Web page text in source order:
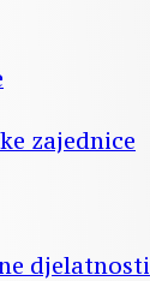
zajednice
djelatnosti